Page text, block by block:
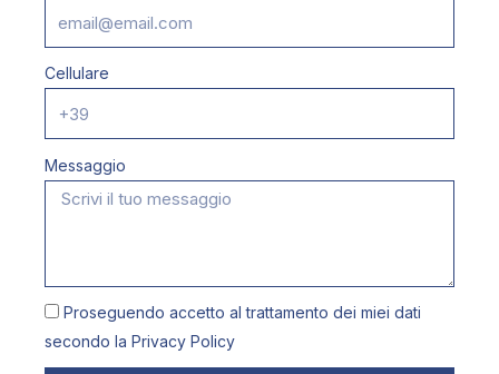
Cellulare
Messaggio
Proseguendo accetto al trattamento dei miei dati
secondo la Privacy Policy